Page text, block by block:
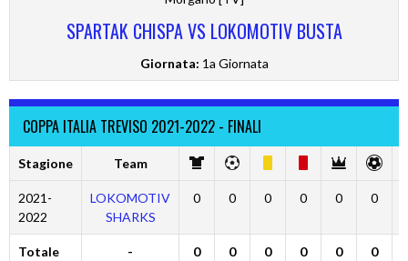
SPARTAK CHISPA VS LOKOMOTIV BUSTA
Giornata: 1a Giornata
COPPA ITALIA TREVISO 2021-2022 - FINALI
Stagione Team
2021-
2022
LOKOMOTIV
SHARKS
0 0 0 0 0 0
Totale - 0 0 0 0 0 0